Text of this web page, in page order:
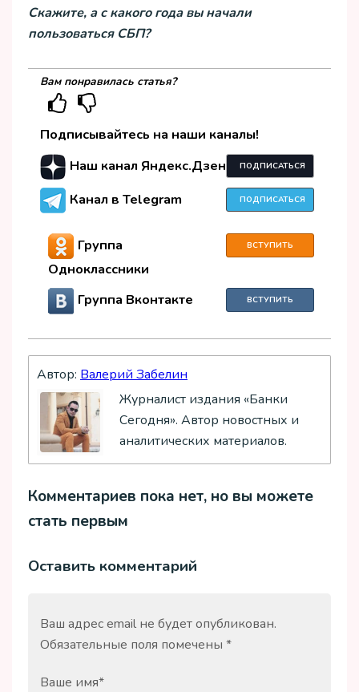
Скажите, а с какого года вы начали
пользоваться СБП?
Вам понравилась статья?
Подписывайтесь на наши каналы!
Наш канал Яндекс.Дзен
ПОДПИСАТЬСЯ
Канал в Telegram ПОДПИСАТЬСЯ
Группа
Одноклассники
ВСТУПИТЬ
Группа Вконтакте ВСТУПИТЬ
Автор: Валерий Забелин
Журналист издания «Банки
Сегодня». Автор новостных и
аналитических материалов.
Комментариев пока нет, но вы можете
стать первым
Оставить комментарий
Ваш адрес email не будет опубликован.
Обязательные поля помечены *
Ваше имя*